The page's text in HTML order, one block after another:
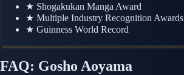
★ Shogakukan Manga Award
★ Multiple Industry Recognition Awards
★ Guinness World Record
FAQ: Gosho Aoyama